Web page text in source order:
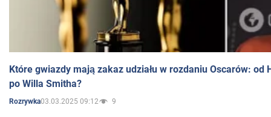
Które gwiazdy mają zakaz udziału w rozdaniu Oscarów: od
po Willa Smitha?
Rozrywka03.03.2025 09:12 9